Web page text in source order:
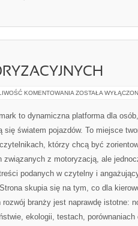
KOMENTOWANIA HISTORIA
ZOSTAŁA
to dynamiczna platforma dla
się światem pojazdów. To miejsce
którzy chcą być
związanych z motoryzacją, ale
podanych w czytelny i
skupia się na tym, co dla
branży jest naprawdę istotne:
ekologii, testach, porównaniach